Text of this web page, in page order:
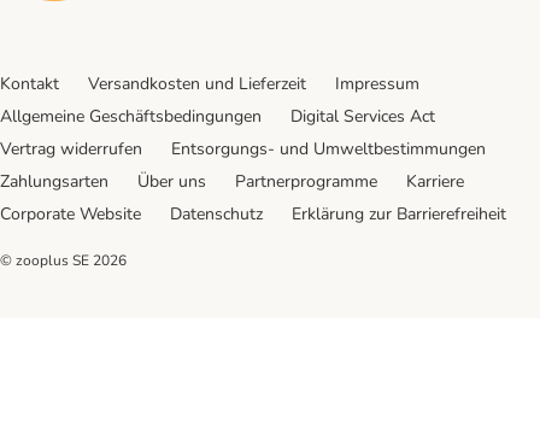
Kontakt Versandkosten und Lieferzeit
Impressum
Allgemeine Geschäftsbedingungen
Digital Services Act
Vertrag widerrufen
Entsorgungs- und Umweltbestimmungen
Zahlungsarten
Über uns Partnerprogramme
Karriere
Corporate Website
Datenschutz Erklärung zur Barrierefreiheit
© zooplus SE 2026